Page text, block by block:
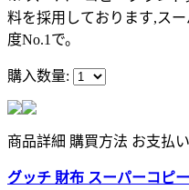
料を採用しております,ス
度No.1で。
購入数量:
商品詳細 購買方法 お支払
グッチ 財布 スーパーコピー